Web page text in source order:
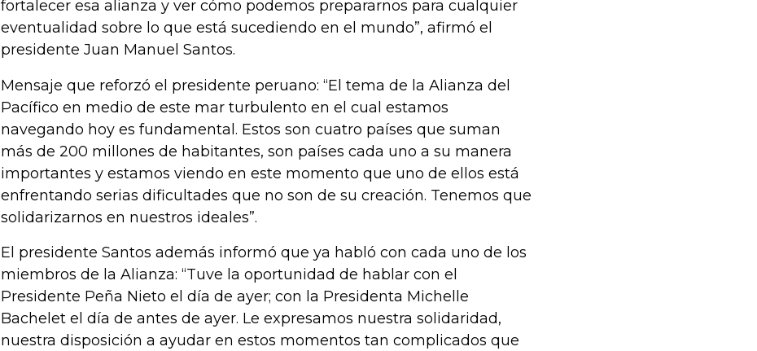
fortalecer esa alianza y ver cómo podemos prepararnos para cualquier
eventualidad sobre lo que está sucediendo en el mundo”, afirmó el
presidente Juan Manuel Santos.
Mensaje que reforzó el presidente peruano: “El tema de la Alianza del
Pacífico en medio de este mar turbulento en el cual estamos
navegando hoy es fundamental. Estos son cuatro países que suman
más de 200 millones de habitantes, son países cada uno a su manera
importantes y estamos viendo en este momento que uno de ellos está
enfrentando serias dificultades que no son de su creación. Tenemos que
solidarizarnos en nuestros ideales”.
El presidente Santos además informó que ya habló con cada uno de los
miembros de la Alianza: “Tuve la oportunidad de hablar con el
Presidente Peña Nieto el día de ayer; con la Presidenta Michelle
Bachelet el día de antes de ayer. Le expresamos nuestra solidaridad,
nuestra disposición a ayudar en estos momentos tan complicados que